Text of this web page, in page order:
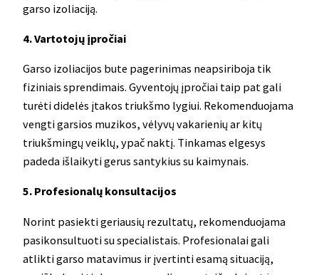
garso izoliaciją.
4. Vartotojų įpročiai
Garso izoliacijos bute pagerinimas neapsiriboja tik
fiziniais sprendimais. Gyventojų įpročiai taip pat gali
turėti didelės įtakos triukšmo lygiui. Rekomenduojama
vengti garsios muzikos, vėlyvų vakarienių ar kitų
triukšmingų veiklų, ypač naktį. Tinkamas elgesys
padeda išlaikyti gerus santykius su kaimynais.
5. Profesionalų konsultacijos
Norint pasiekti geriausių rezultatų, rekomenduojama
pasikonsultuoti su specialistais. Profesionalai gali
atlikti garso matavimus ir įvertinti esamą situaciją,